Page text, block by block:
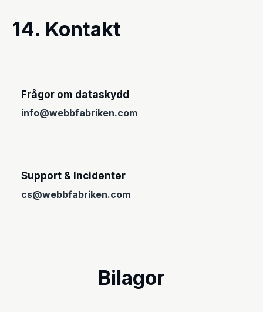
14. Kontakt
Frågor om dataskydd
info@webbfabriken.com
Support & Incidenter
cs@webbfabriken.com
Bilagor